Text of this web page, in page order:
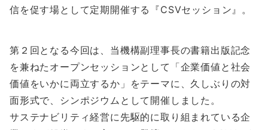
信を促す場として定期開催する『CSVセッション』。
第２回となる今回は、当機構副理事長の書籍出版記念
を兼ねたオープンセッションとして「企業価値と社会
価値をいかに両立するか」をテーマに、久しぶりの対
面形式で、シンポジウムとして開催しました。
サステナビリティ経営に先駆的に取り組まれている企